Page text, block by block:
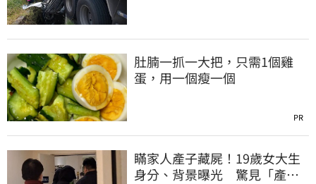
肚腩一抓一大把，只需1個雞
蛋，用一個瘦一個
PR
瞞家人產子藏屍！19歲女大生
身分、背景曝光 驚見「產檢